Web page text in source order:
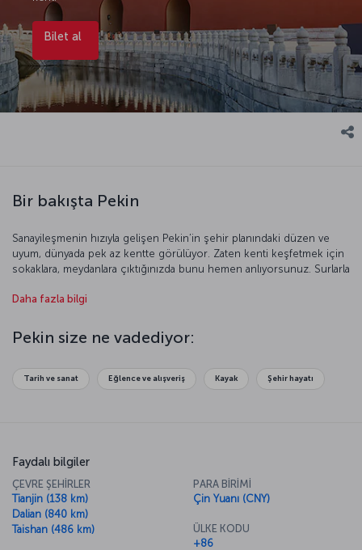
Bilet al
Bir bakışta Pekin
Sanayileşmenin hızıyla gelişen Pekin’in şehir planındaki düzen ve
uyum, dünyada pek az kentte görülüyor. Zaten kenti keşfetmek için
sokaklara, meydanlara çıktığınızda bunu hemen anlıyorsunuz. Surlarla
merkezleri ve eski konut alanları, eskiyle yeninin güzel bir sentezi
var. Dünyanın merak ettiği Yasak Şehir, Pekin’i keşfetmeye başlamak
için iyi bir başlangıç noktası. Burada imparatorların güç anlayışının
kaptırabilirsiniz. Seyahatiniz süresince Pekin’in ünlü tapınaklarına da
Daha fazla bilgi
Pekin size ne vadediyor:
Tarih ve sanat Eğlence ve alışveriş Kayak Şehir hayatı
Faydalı bilgiler
ÇEVRE ŞEHİRLER
Tianjin (138 km)
Dalian (840 km)
Taishan (486 km)
PARA BİRİMİ
Çin Yuanı (CNY)
ÜLKE KODU
+86